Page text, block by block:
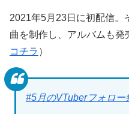
2021年5月23日に初配信。
曲を制作し、アルバムも発
コチラ ）
#5月のVTuberフォロー